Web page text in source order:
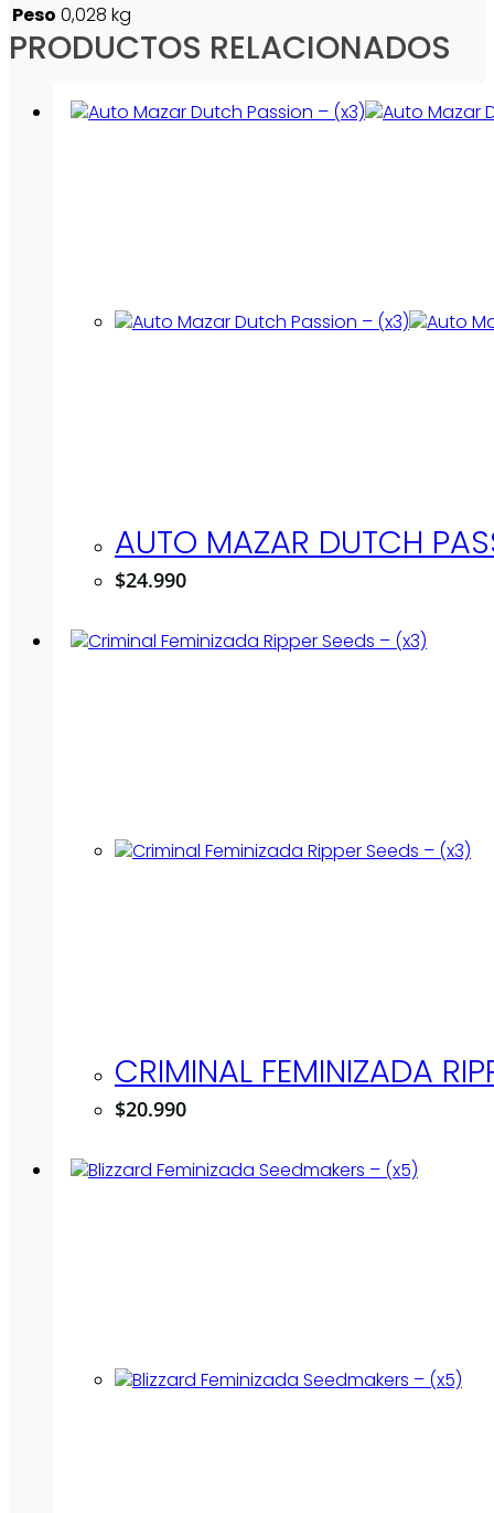
Peso 0,028 kg
PRODUCTOS RELACIONADOS
AUTO MAZAR DUTCH
$24.990
CRIMINAL FEMINIZADA
$20.990